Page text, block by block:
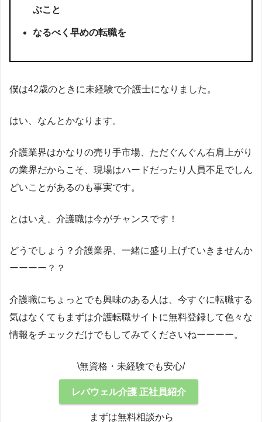
ぶこと
なるべく早めの転職を
僕は42歳のときに未経験で介護士になりました。
はい、なんとかなります。
介護業界はかなりの売り手市場、ただぐんぐん右肩上がり
の業界だからこそ、現場はハードだったり人員不足でしん
どいことがあるのも事実です。
とはいえ、介護職は今がチャンスです！
どうでしょう？介護業界、一緒に盛り上げていきませんか
ーーーー？？
介護職にちょっとでも興味のある人は、今すぐに転職する
気はなくてもまずは介護転職サイトに無料登録して色々な
情報をチェックだけでもしてみてくださいねーーーー。
\無資格・未経験でも安心/
レバウェル介護 正社員紹介
まずは無料相談から